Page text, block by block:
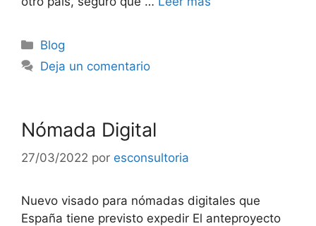
Blog
Deja un comentario
Nómada Digital
27/03/2022 por esconsultoria
Nuevo visado para nómadas digitales que
España tiene previsto expedir El anteproyecto